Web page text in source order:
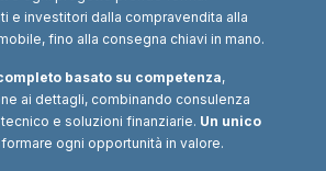
e investitori dalla compravendita alla
fino alla consegna chiavi in mano.
basato su competenza,
ai dettagli, combinando consulenza
e soluzioni finanziarie. Un unico
ogni opportunità in valore.